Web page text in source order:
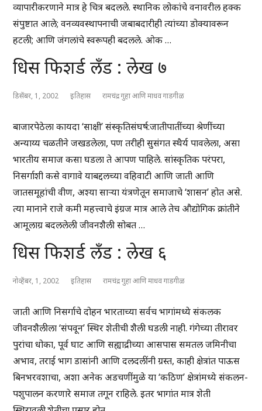
व्यापारीकरणाने मात्र हे चित्र बदलले. स्थानिक लोकांचे वनावरील हक्क
संपुष्टात आले; वनव्यवस्थापनाची जबाबदारीही त्यांच्या डोक्यावरून
हटली; आणि जंगलांचे स्वरूपही बदलले. ओक …
धिस फिशर्ड लँड : लेख ७
डिसेंबर, 1, 2002 इतिहास रामचंद्र गुहा आणि माधव गाडगीळ
बाजारपेठेला कायदा ‘साक्षी’ संस्कृतिसंघर्ष:जातीपातींच्या श्रेणींच्या
अन्याय्य चळतीने जखडलेला, पण तरीही सुसंगत स्थैर्य पावलेला, असा
भारतीय समाज कसा घडला ते आपण पाहिले. सांस्कृतिक परंपरा,
निसर्गाशी कसे वागावे याबद्दलच्या वहिवाटी आणि जाती आणि
जातसमूहांची वीण, अश्या साऱ्या यंत्रणेतून समाजाचे ‘शासन’ होत असे.
त्या मानाने राजे कमी महत्त्वाचे इंग्रज मात्र आले तेच औद्योगिक क्रांतीने
आमूलाग्र बदललेली जीवनशैली सोबत …
धिस फिशर्ड लँड : लेख ६
नोव्हेंबर, 1, 2002 इतिहास रामचंद्र गुहा आणि माधव गाडगीळ
जाती आणि निसर्गाचे दोहन भारताच्या सर्वच भागांमध्ये संकलक
जीवनशैलीला ‘संपवून’ स्थिर शेतीची शैली घडली नाही. गंगेच्या तीरावर
पुरांचा धोका, पूर्व घाट आणि सह्याद्रीच्या आसपास समतल जमिनीचा
अभाव, तराई भाग डासांनी आणि दलदलींनी ग्रस्त, काही क्षेत्रांत पाऊस
बिनभरवशाचा, अशा अनेक अडचणींमुळे या ‘कठिण’ क्षेत्रांमध्ये संकलन-
पशुपालन करणारे समाज तगून राहिले. इतर भागांत मात्र शेती